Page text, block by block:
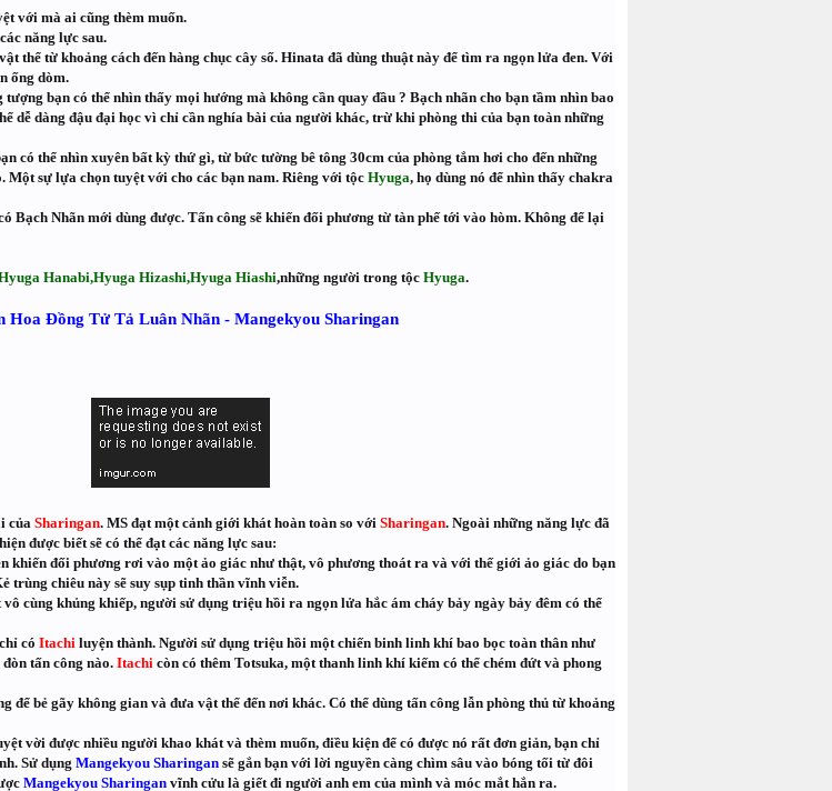
với mà ai cũng thèm muốn.
năng lực sau.
thể từ khoảng cách đến hàng chục cây số. Hinata đã dùng thuật này để tìm ra ngọn lửa đen. Với
ống dòm.
bạn có thể nhìn thấy mọi hướng mà không cần quay đầu ? Bạch nhãn cho bạn tầm nhìn bao
dễ dàng đậu đại học vì chỉ cần nghía bài của người khác, trừ khi phòng thi của bạn toàn những
có thể nhìn xuyên bất kỳ thứ gì, từ bức tường bê tông 30cm của phòng tắm hơi cho đến những
Một sự lựa chọn tuyệt với cho các bạn nam. Riêng với tộc Hyuga, họ dùng nó để nhìn thấy chakra
Bạch Nhãn mới dùng được. Tấn công sẽ khiến đối phương từ tàn phế tới vào hòm. Không để lại
Hanabi,Hyuga Hizashi,Hyuga Hiashi,những người trong tộc Hyuga.
Hoa Đồng Tử Tả Luân Nhãn - Mangekyou Sharingan
của Sharingan. MS đạt một cảnh giới khát hoàn toàn so với Sharingan. Ngoài những năng lực đã
được biết sẽ có thể đạt các năng lực sau:
khiến đối phương rơi vào một ảo giác như thật, vô phương thoát ra và với thế giới ảo giác do bạn
trùng chiêu này sẽ suy sụp tinh thần vĩnh viễn.
vô cùng khủng khiếp, người sử dụng triệu hồi ra ngọn lửa hắc ám cháy bảy ngày bảy đêm có thể
có Itachi luyện thành. Người sử dụng triệu hồi một chiến binh linh khí bao bọc toàn thân như
tấn công nào.Itachi còn có thêm Totsuka, một thanh linh khí kiếm có thể chém đứt và phong
để bẻ gãy không gian và đưa vật thể đến nơi khác. Có thể dùng tấn công lẫn phòng thủ từ khoảng
vời được nhiều người khao khát và thèm muốn, điều kiện để có được nó rất đơn giản, bạn chỉ
Sử dụng Mangekyou Sharingan sẽ gắn bạn với lời nguyền càng chìm sâu vào bóng tối từ đôi
Mangekyou Sharingan vĩnh cửu là giết đi người anh em của mình và móc mắt hắn ra.